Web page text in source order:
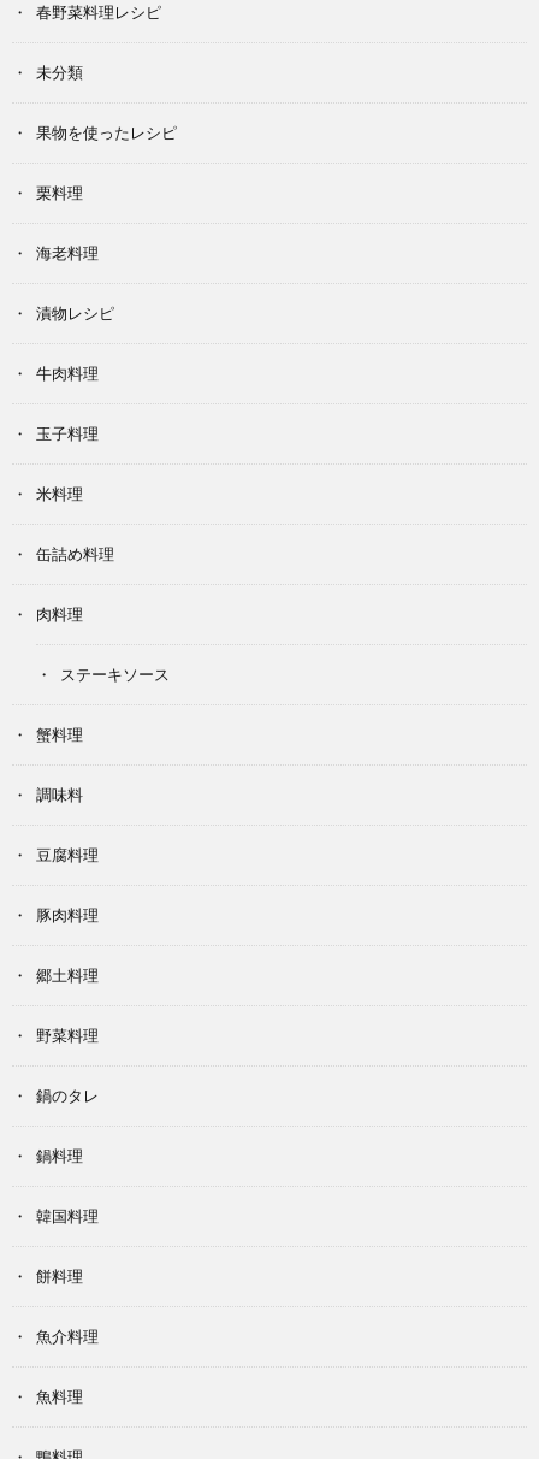
春野菜料理レシピ
未分類
果物を使ったレシピ
栗料理
海老料理
漬物レシピ
牛肉料理
玉子料理
米料理
缶詰め料理
肉料理
ステーキソース
蟹料理
調味料
豆腐料理
豚肉料理
郷土料理
野菜料理
鍋のタレ
鍋料理
韓国料理
餅料理
魚介料理
魚料理